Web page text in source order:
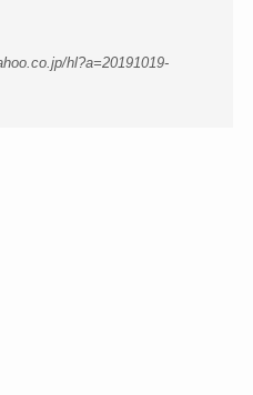
hl?a=20191019-